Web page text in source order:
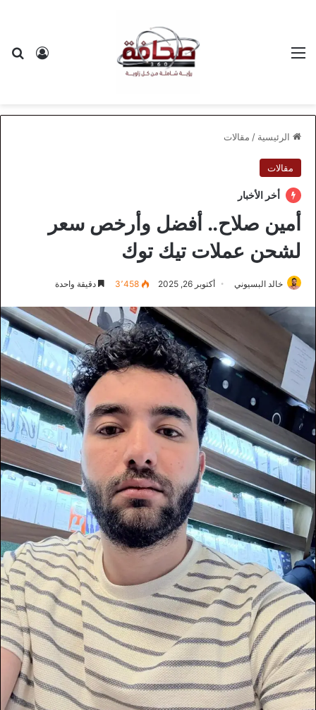
الرئيسية / مقالات
مقالات
أخر الأخبار
أمين صلاح.. أفضل وأرخص سعر
لشحن عملات تيك توك
خالد البسيوني أكتوبر 26, 2025 3٬458 دقيقة واحدة